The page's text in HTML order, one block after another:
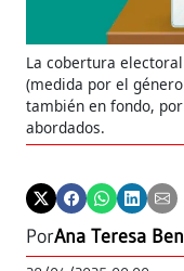
La cobertura
(medida por el
también en fondo,
abordados.
PorAna Teresa